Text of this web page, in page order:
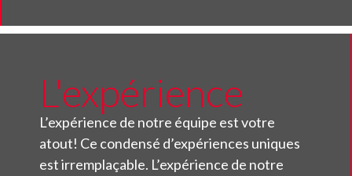
L'expérience
L’expérience de notre équipe est votre
atout! Ce condensé d’expériences uniques
est irremplaçable. L’expérience de notre